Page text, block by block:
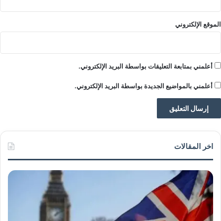
ا
ل
م
ا
م
ص
ي
ك
ب
ر
ه
ا
ن
الموقع الإلكتروني
أعلمني بمتابعة التعليقات بواسطة البريد الإلكتروني.
أعلمني بالمواضيع الجديدة بواسطة البريد الإلكتروني.
اخر المقالات